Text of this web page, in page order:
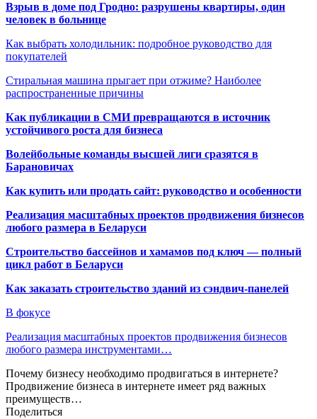
Взрыв в доме под Гродно: разрушены квартиры, один
человек в больнице
Как выбрать холодильник: подробное руководство для
покупателей
Стиральная машина прыгает при отжиме? Наиболее
распространенные причины
Как публикации в СМИ превращаются в источник
устойчивого роста для бизнеса
Волейбольные команды высшей лиги сразятся в
Барановичах
Как купить или продать сайт: руководство и особенности
Реализация масштабных проектов продвижения бизнесов
любого размера в Беларуси
Строительство бассейнов и хамамов под ключ — полный
цикл работ в Беларуси
Как заказать строительство зданий из сэндвич-панелей
В фокусе
Реализация масштабных проектов продвижения бизнесов
любого размера инструментами…
Почему бизнесу необходимо продвигаться в интернете?
Продвижение бизнеса в интернете имеет ряд важных
преимуществ…
Поделиться